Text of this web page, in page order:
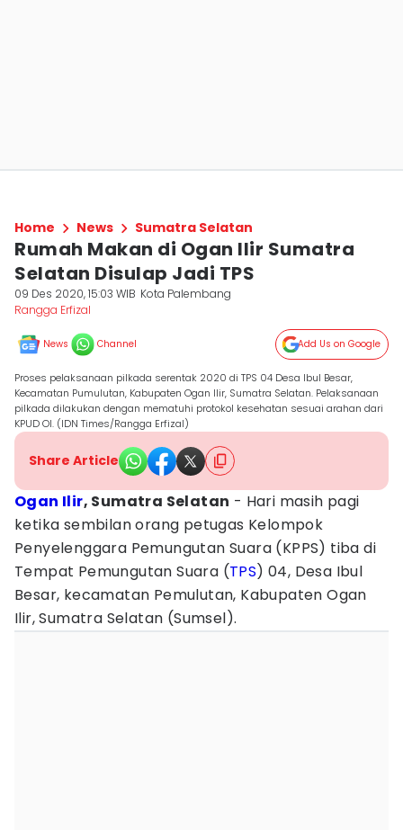
Home News Sumatra Selatan
Rumah Makan di Ogan Ilir Sumatra
Selatan Disulap Jadi TPS
09 Des 2020, 15:03 WIB Kota Palembang
Rangga Erfizal
News Channel Add Us on Google
Proses pelaksanaan pilkada serentak 2020 di TPS 04 Desa Ibul Besar,
Kecamatan Pumulutan, Kabupaten Ogan Ilir, Sumatra Selatan. Pelaksanaan
pilkada dilakukan dengan mematuhi protokol kesehatan sesuai arahan dari
KPUD OI. (IDN Times/Rangga Erfizal)
Share Article
Ogan Ilir, Sumatra Selatan - Hari masih pagi
ketika sembilan orang petugas Kelompok
Penyelenggara Pemungutan Suara (KPPS) tiba di
Tempat Pemungutan Suara (TPS) 04, Desa Ibul
Besar, kecamatan Pemulutan, Kabupaten Ogan
Ilir, Sumatra Selatan (Sumsel).